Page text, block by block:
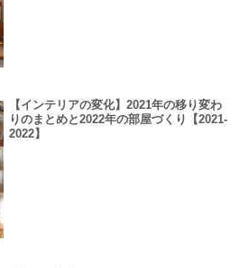
【インテリアの変化】2021年の移り変わ
りのまとめと2022年の部屋づくり【2021-
2022】